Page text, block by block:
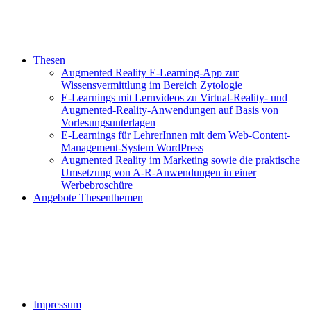
Thesen
Augmented Reality E-Learning-App zur
Wissensvermittlung im Bereich Zytologie
E-Learnings mit Lernvideos zu Virtual-Reality- und
Augmented-Reality-Anwendungen auf Basis von
Vorlesungsunterlagen
E-Learnings für LehrerInnen mit dem Web-Content-
Management-System WordPress
Augmented Reality im Marketing sowie die praktische
Umsetzung von A-R-Anwendungen in einer
Werbebroschüre
Angebote Thesenthemen
Impressum